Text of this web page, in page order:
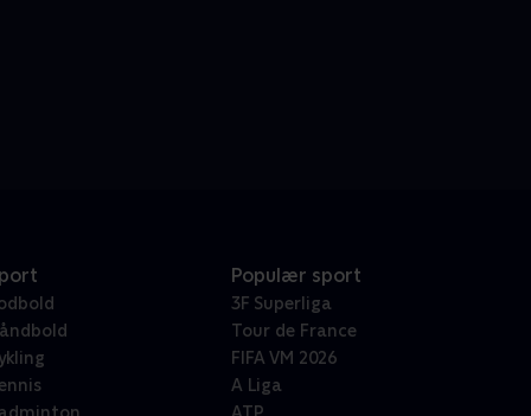
Populær sport
3F Superliga
Tour de France
FIFA VM 2026
A Liga